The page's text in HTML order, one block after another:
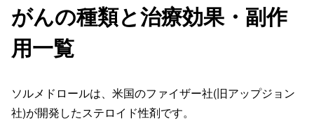
がんの種類と治療効果・副作
用一覧
ソルメドロールは、米国のファイザー社(旧アップジョン
社)が開発したステロイド性剤です。